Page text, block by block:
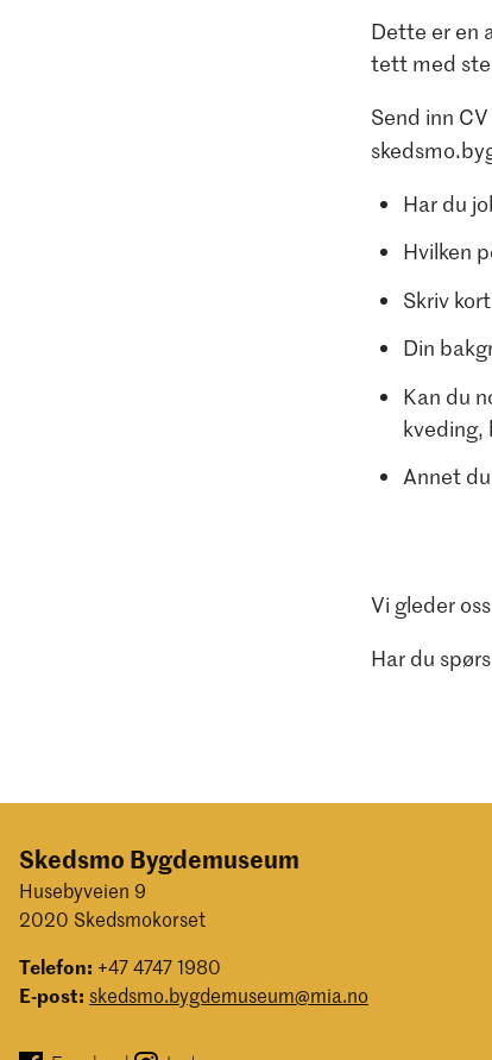
Dette er en
tett med
Send inn
Har du
Hvilken
Skriv
Din
Kan du
kveding,
Annet
Vi gleder
Har du
Skedsmo Bygdemuseum
Husebyveien 9
2020 Skedsmokorset
Telefon: +47 4747 1980
E-post: skedsmo.bygdemuseum@mia.no